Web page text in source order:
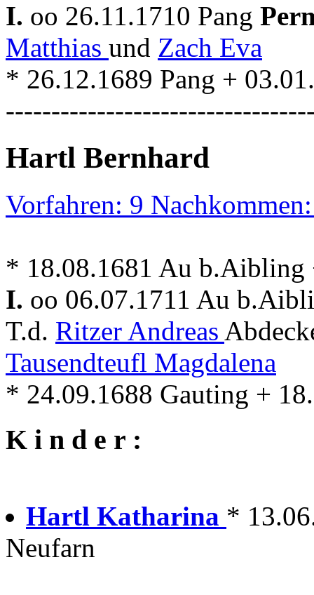
I. oo 26.11.1710 Pang
Matthias und Zach Eva
* 26.12.1689 Pang +
Hartl Bernhard
Vorfahren: 9
* 18.08.1681 Au
I. oo 06.07.1711 Au
T.d. Ritzer Andreas
Tausendteufl Magdalena
* 24.09.1688 Gauting +
K i n d e r :
Hartl Katharina *
Neufarn